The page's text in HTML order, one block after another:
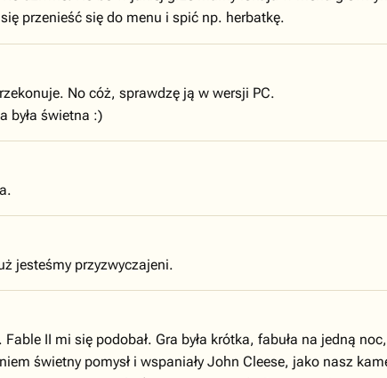
przenieść się do menu i spić np. herbatkę.
No cóż, sprawdzę ją w wersji PC.
była świetna :)
jesteśmy przyzwyczajeni.
II mi się podobał. Gra była krótka, fabuła na jedną
świetny pomysł i wspaniały John Cleese, jako nasz